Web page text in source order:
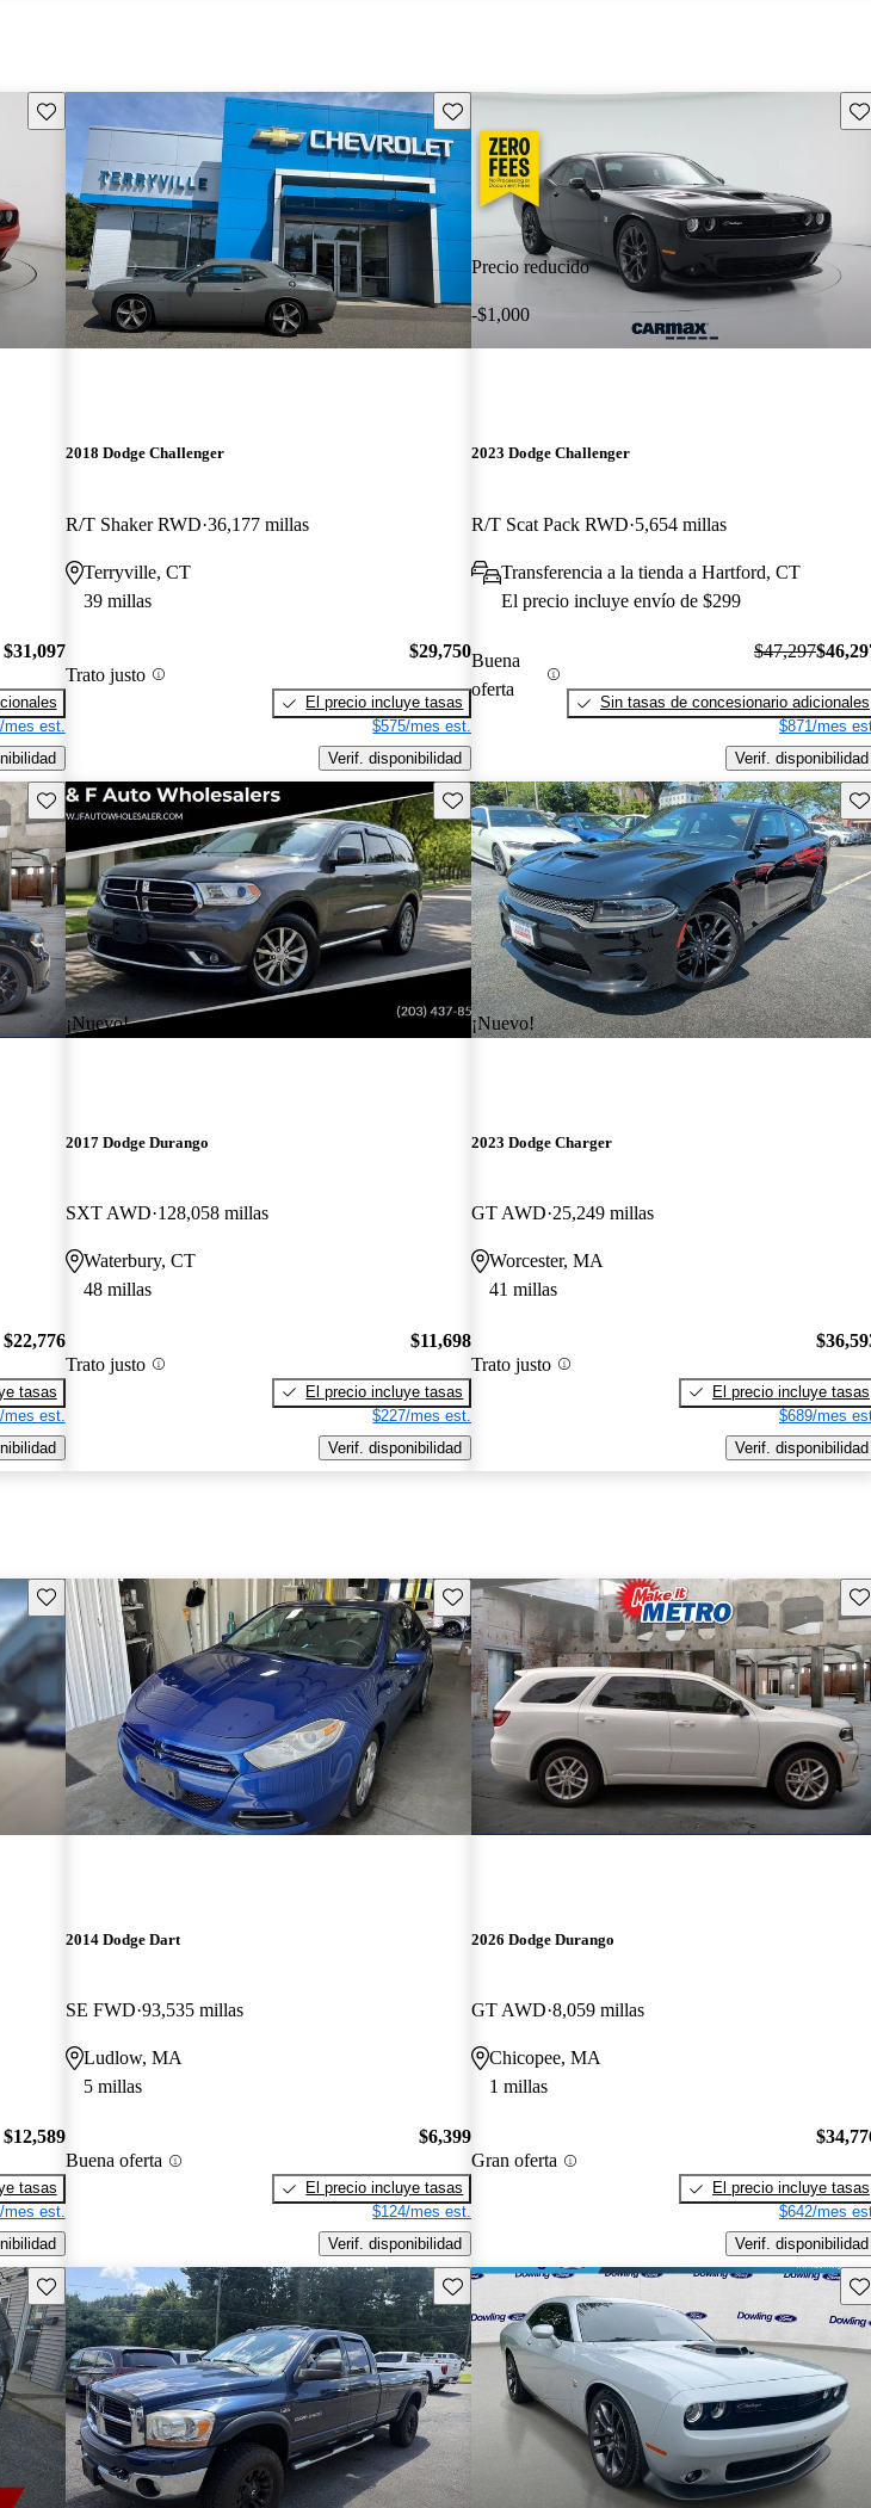
Guarda este Aviso
$31,097
mes est.
Guarda este Aviso
2018 Dodge Challenger
R/T Shaker RWD 36,177 millas
Terryville, CT
39 millas
Trato justo
$29,750
El precio incluye tasas
$575/mes est.
Verif. disponibilidad
Precio reducido
-$1,000
2023 Dodge Challenger
R/T Scat Pack RWD 5,654 millas
Transferencia a la tienda a Hartford, CT
El precio incluye envío de $299
Buena
oferta
$47,297
Sin tasas de concesionario adicionales
$871/mes
Verif. disponibilidad
Guarda este Aviso
$22,776
tasas
mes est.
¡Nuevo!
Guarda este Aviso
2017 Dodge Durango
SXT AWD 128,058 millas
Waterbury, CT
48 millas
Trato justo
$11,698
El precio incluye tasas
$227/mes est.
Verif. disponibilidad
¡Nuevo!
2023 Dodge Charger
GT AWD 25,249 millas
Worcester, MA
41 millas
Trato justo
El precio incluye tasas
$689/mes
Verif. disponibilidad
Guarda este Aviso
$12,589
tasas
mes est.
Guarda este Aviso
2014 Dodge Dart
SE FWD 93,535 millas
Ludlow, MA
5 millas
Buena oferta
$6,399
El precio incluye tasas
$124/mes est.
Verif. disponibilidad
2026 Dodge Durango
GT AWD 8,059 millas
Chicopee, MA
1 millas
Gran oferta
El precio incluye tasas
$642/mes
Verif. disponibilidad
Guarda este Aviso Guarda este Aviso